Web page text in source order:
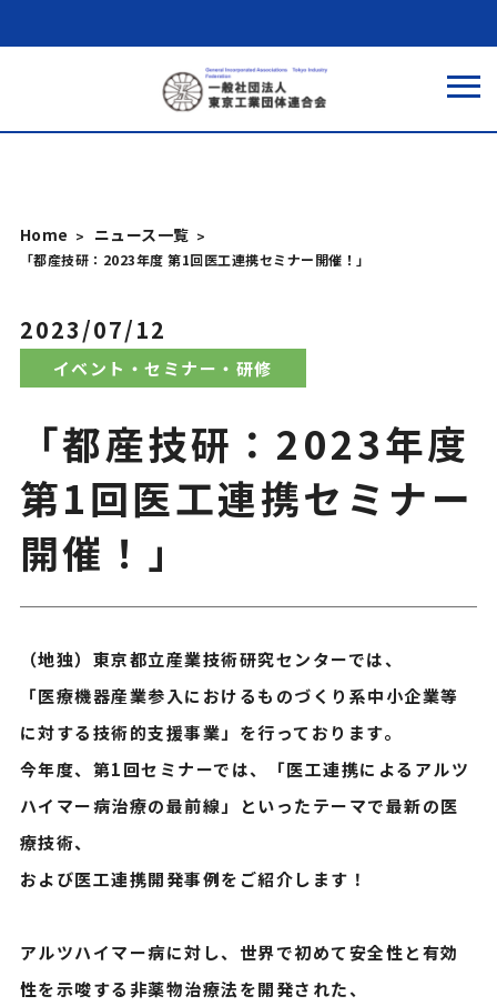
Home ニュース一覧
「都産技研：2023年度 第1回医工連携セミナー開催！」
2023/07/12
イベント・セミナー・研修
「都産技研：2023年度
第1回医工連携セミナー
開催！」
（地独）東京都立産業技術研究センターでは、
「医療機器産業参入におけるものづくり系中小企業等
に対する技術的支援事業」を行っております。
今年度、第1回セミナーでは、「医工連携によるアルツ
ハイマー病治療の最前線」といったテーマで最新の医
療技術、
および医工連携開発事例をご紹介します！
アルツハイマー病に対し、世界で初めて安全性と有効
性を示唆する非薬物治療法を開発された、